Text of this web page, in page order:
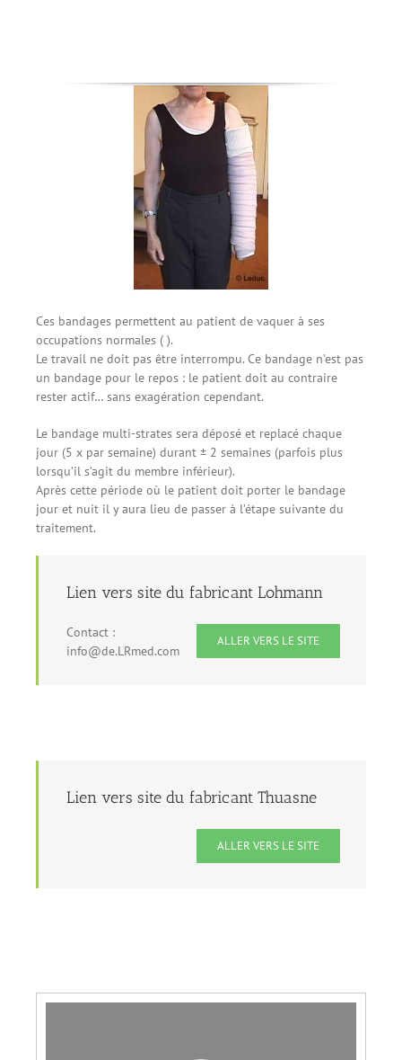
Ces bandages permettent au patient de vaquer à ses
occupations normales ( ).
Le travail ne doit pas être interrompu. Ce bandage n’est pas
un bandage pour le repos : le patient doit au contraire
rester actif… sans exagération cependant.
Le bandage multi-strates sera déposé et replacé chaque
jour (5 x par semaine) durant ± 2 semaines (parfois plus
lorsqu’il s’agit du membre inférieur).
Après cette période où le patient doit porter le bandage
jour et nuit il y aura lieu de passer à l’étape suivante du
traitement.
Lien vers site du fabricant Lohmann
ALLER VERS LE SITE
Contact :
info@de.LRmed.com
Lien vers site du fabricant Thuasne
ALLER VERS LE SITE